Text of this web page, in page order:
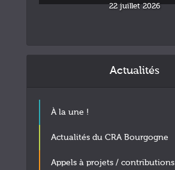
22 juillet 2026
Actualités
À la une !
Actualités du CRA Bourgogne
Appels à projets / contributions